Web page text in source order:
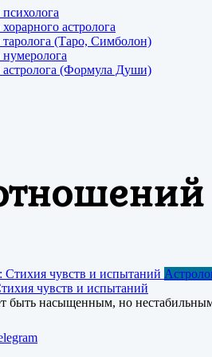
астролога
таролога (Таро, Симболон)
астролога (Формула Души)
чувств и испытаний
быть насыщенным, но